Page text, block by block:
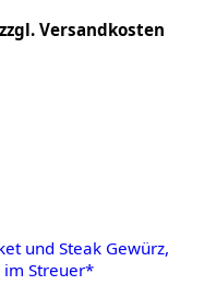
Versandkosten
und Steak Gewürz,
im Streuer*